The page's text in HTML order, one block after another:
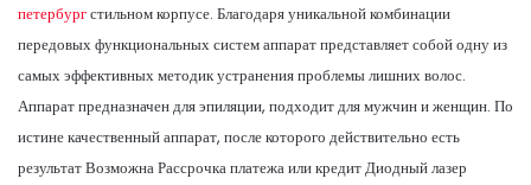
петербургстильном корпусе. Благодаря уникальной комбинации
передовых функциональных систем аппарат представляет собой одну из
самых эффективных методик устранения проблемы лишних волос.
Аппарат предназначен для эпиляции, подходит для мужчин и женщин. По
истине качественный аппарат, после которого действительно есть
результат Возможна Рассрочка платежа или кредит Диодный лазер